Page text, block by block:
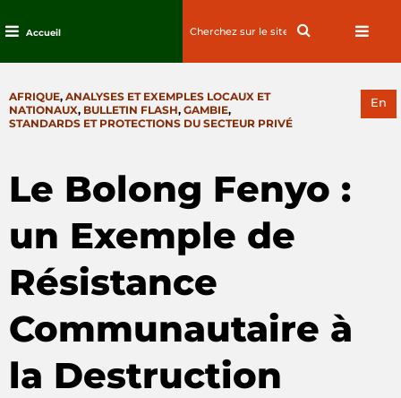
contenu
Accueil
Search
En
CATEGORIES
AFRIQUE, ANALYSES ET EXEMPLES LOCAUX ET
NATIONAUX, BULLETIN FLASH, GAMBIE,
STANDARDS ET PROTECTIONS DU SECTEUR PRIVÉ
Le Bolong Fenyo :
un Exemple de
Résistance
Communautaire à
la Destruction